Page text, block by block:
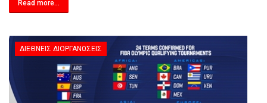
Read more...
ΔΙΕΘΝΕΊΣ ΔΙΟΡΓΑΝΏΣΕΙΣ